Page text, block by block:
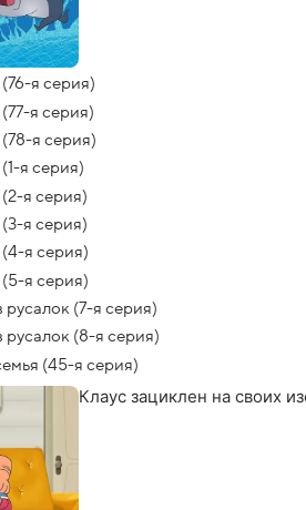
я серия)
я серия)
я серия)
я серия)
я серия)
я серия)
я серия)
я серия)
(7-я серия)
русалок (8-я серия)
(45-я серия)
Клаус зациклен на своих